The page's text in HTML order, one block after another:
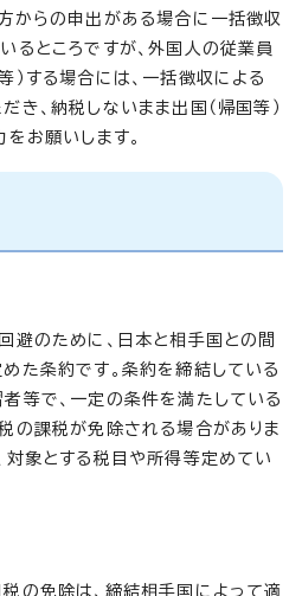
からの申出がある場合に一括徴収
るところですが、外国人の従業員
）する場合には、一括徴収による
き、納税しないまま出国（帰国等）
お願いします。
避のために、日本と相手国との間
た条約です。条約を締結している
等で、一定の条件を満たしている
の課税が免除される場合がありま
対象とする税目や所得等定めてい
の免除は、締結相手国によって適